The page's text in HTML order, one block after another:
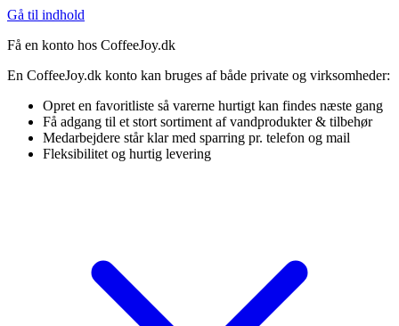
Gå til indhold
Få en konto hos CoffeeJoy.dk
En CoffeeJoy.dk konto kan bruges af både private og virksomheder:
Opret en favoritliste så varerne hurtigt kan findes næste gang
Få adgang til et stort sortiment af vandprodukter & tilbehør
Medarbejdere står klar med sparring pr. telefon og mail
Fleksibilitet og hurtig levering